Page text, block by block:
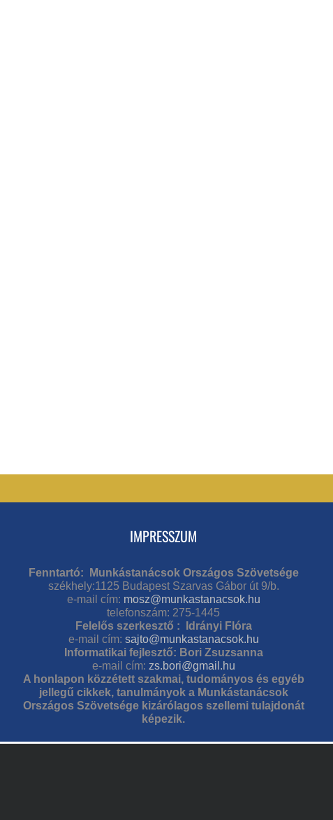
IMPRESSZUM
Fenntartó: Munkástanácsok Országos Szövetsége
székhely:1125 Budapest Szarvas Gábor út 9/b.
e-mail cím: mosz@munkastanacsok.hu
telefonszám: 275-1445
Felelős szerkesztő : Idrányi Flóra
e-mail cím: sajto@munkastanacsok.hu
Informatikai fejlesztő: Bori Zsuzsanna
e-mail cím: zs.bori@gmail.hu
A honlapon közzétett szakmai, tudományos és egyéb
jellegű cikkek, tanulmányok a Munkástanácsok
Országos Szövetsége kizárólagos szellemi tulajdonát
képezik.